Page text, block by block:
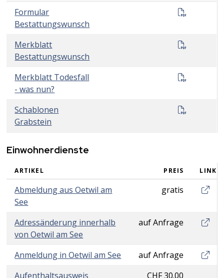
Bestattungswesen
Formular
Bestattungswunsch
Merkblatt
Bestattungswunsch
Merkblatt Todesfall
- was nun?
Schablonen
Grabstein
Einwohnerdienste
Einwohnerdienste
ARTIKEL PREIS LINK
Abmeldung aus Oetwil am
See
gratis
Adressänderung innerhalb
von Oetwil am See
auf Anfrage
Anmeldung in Oetwil am See auf Anfrage
Aufenthaltsausweis
CHF 30.00